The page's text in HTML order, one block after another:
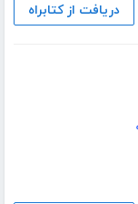
دریافت از کتابراه